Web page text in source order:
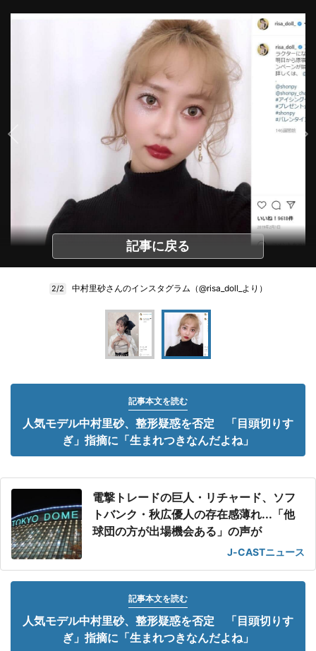
記事に戻る
2/2 中村里砂さんのインスタグラム（@risa_doll_より）
記事本文を読む
人気モデル中村里砂、整形疑惑を否定 「目頭切りす
ぎ」指摘に「生まれつきなんだよね」
電撃トレードの巨人・リチャード、ソフ
トバンク・秋広優人の存在感薄れ...「他
球団の方が出場機会ある」の声が
J-CASTニュース
記事本文を読む
人気モデル中村里砂、整形疑惑を否定 「目頭切りす
ぎ」指摘に「生まれつきなんだよね」